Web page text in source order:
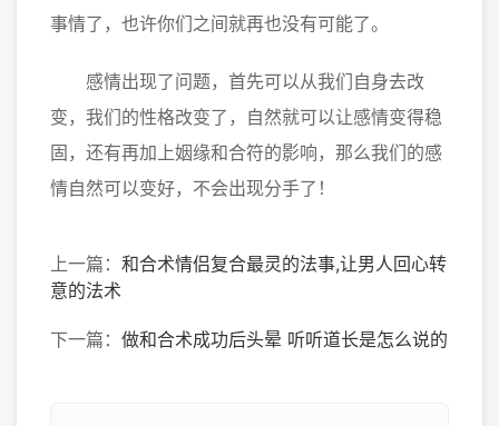
事情了，也许你们之间就再也没有可能了。
感情出现了问题，首先可以从我们自身去改
变，我们的性格改变了，自然就可以让感情变得稳
固，还有再加上姻缘和合符的影响，那么我们的感
情自然可以变好，不会出现分手了！
上一篇： 和合术情侣复合最灵的法事,让男人回心转
意的法术
下一篇： 做和合术成功后头晕 听听道长是怎么说的